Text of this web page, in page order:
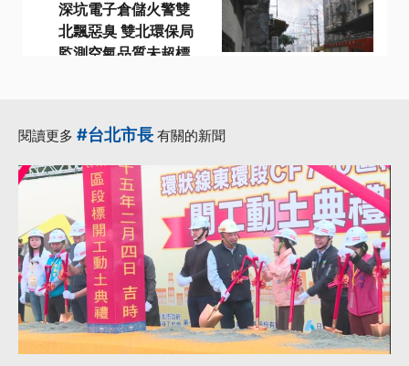
深坑電子倉儲火警雙
北飄惡臭 雙北環保局
監測空氣品質未超標
閱讀更多 #台北市長 有關的新聞